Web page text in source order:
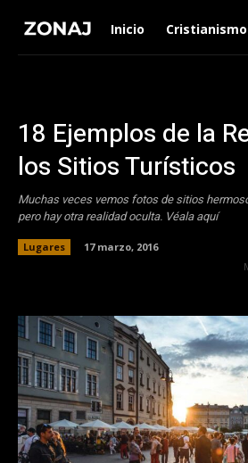
Inicio Cristianismo
18 Ejemplos de la
los Sitios Turí­sticos
Muchas veces vemos fotos de sitios
pero hay otra realidad oculta. Véala aquí
Lugares
17 marzo, 2016